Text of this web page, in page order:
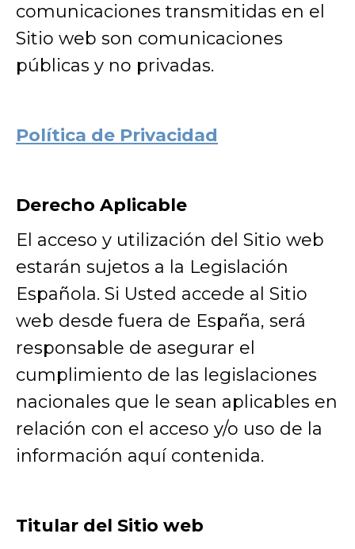
comunicaciones transmitidas en el
Sitio web son comunicaciones
públicas y no privadas.
Política de Privacidad
Derecho Aplicable
El acceso y utilización del Sitio web
estarán sujetos a la Legislación
Española. Si Usted accede al Sitio
web desde fuera de España, será
responsable de asegurar el
cumplimiento de las legislaciones
nacionales que le sean aplicables en
relación con el acceso y/o uso de la
información aquí contenida.
Titular del Sitio web